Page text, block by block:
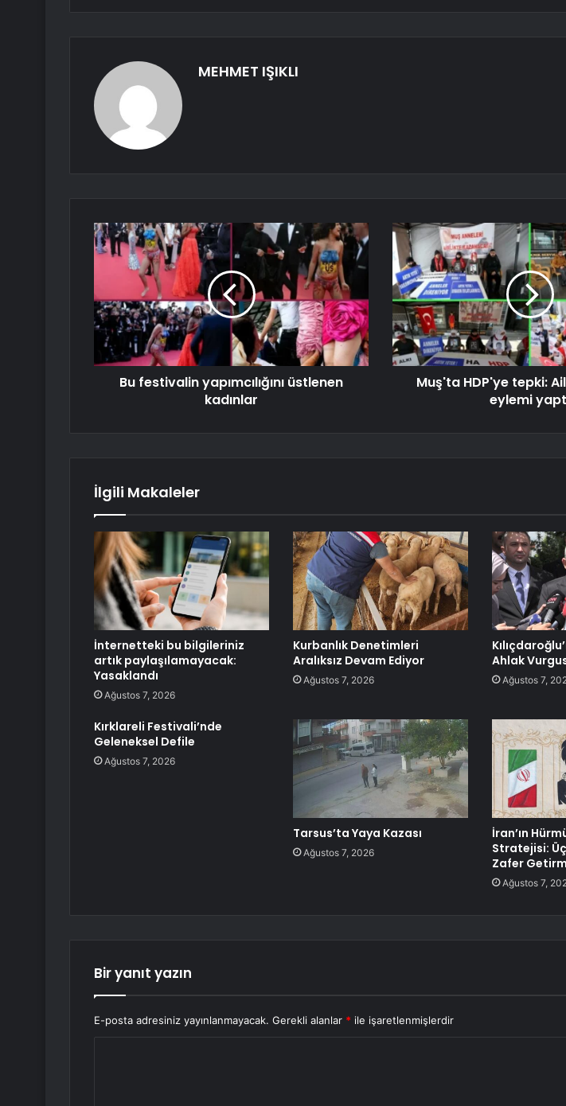
MEHMET IŞIKLI
Bu festivalin yapımcılığını üstlenen
kadınlar
Muş'ta HDP'ye tepki:
eylemi
İlgili Makaleler
İnternetteki bu bilgileriniz
artık paylaşılamayacak:
Yasaklandı
Ağustos 7, 2026
Kurbanlık Denetimleri
Aralıksız Devam Ediyor
Ağustos 7, 2026
Ahlak
Ağustos 7,
Kırklareli Festivali’nde
Geleneksel Defile
Ağustos 7, 2026
Tarsus’ta Yaya Kazası
Ağustos 7, 2026
İran’ın
Stratejisi:
Zafer
Ağustos 7,
Bir yanıt yazın
E-posta adresiniz yayınlanmayacak. Gerekli alanlar * ile işaretlenmişlerdir